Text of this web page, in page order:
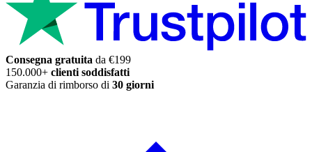
Consegna gratuita da €199
150.000+ clienti soddisfatti
Garanzia di rimborso di 30 giorni